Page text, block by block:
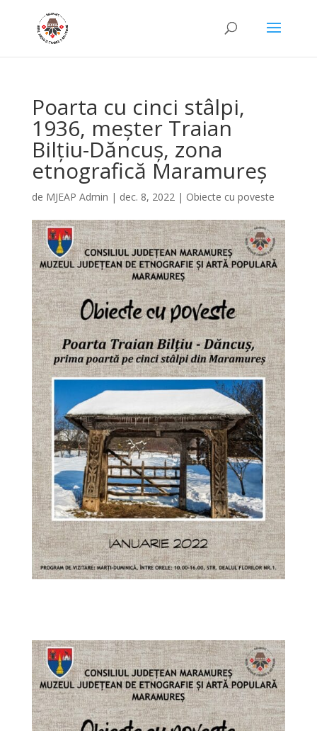
Poarta cu cinci stâlpi,
1936, meșter Traian
Bilțiu-Dăncuș, zona
etnografică Maramureș
de MJEAP Admin | dec. 8, 2022| Obiecte cu poveste